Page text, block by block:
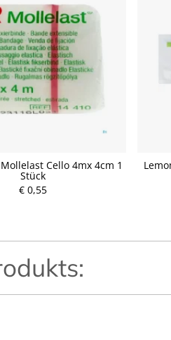
Cello 4mx 4cm 1
Stück
€ 0,55P